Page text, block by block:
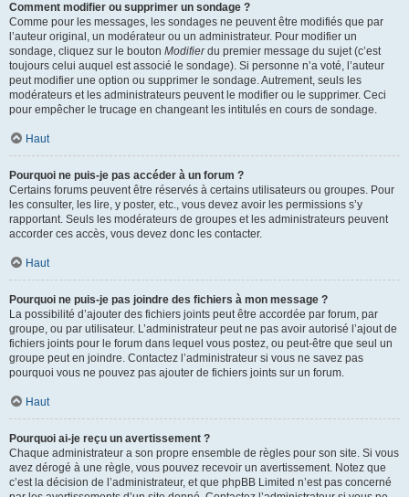
Comment modifier ou supprimer un sondage ?
Comme pour les messages, les sondages ne peuvent être modifiés que par
l’auteur original, un modérateur ou un administrateur. Pour modifier un
sondage, cliquez sur le bouton Modifierdu premier message du sujet (c’est
toujours celui auquel est associé le sondage). Si personne n’a voté, l’auteur
peut modifier une option ou supprimer le sondage. Autrement, seuls les
modérateurs et les administrateurs peuvent le modifier ou le supprimer. Ceci
pour empêcher le trucage en changeant les intitulés en cours de sondage.
Haut
Pourquoi ne puis-je pas accéder à un forum ?
Certains forums peuvent être réservés à certains utilisateurs ou groupes. Pour
les consulter, les lire, y poster, etc., vous devez avoir les permissions s’y
rapportant. Seuls les modérateurs de groupes et les administrateurs peuvent
accorder ces accès, vous devez donc les contacter.
Haut
Pourquoi ne puis-je pas joindre des fichiers à mon message ?
La possibilité d’ajouter des fichiers joints peut être accordée par forum, par
groupe, ou par utilisateur. L’administrateur peut ne pas avoir autorisé l’ajout de
fichiers joints pour le forum dans lequel vous postez, ou peut-être que seul un
groupe peut en joindre. Contactez l’administrateur si vous ne savez pas
pourquoi vous ne pouvez pas ajouter de fichiers joints sur un forum.
Haut
Pourquoi ai-je reçu un avertissement ?
Chaque administrateur a son propre ensemble de règles pour son site. Si vous
avez dérogé à une règle, vous pouvez recevoir un avertissement. Notez que
c’est la décision de l’administrateur, et que phpBB Limited n’est pas concerné